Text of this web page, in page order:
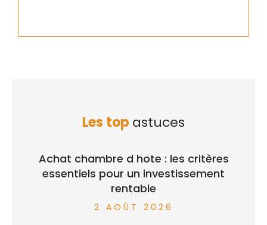
Les top astuces
Achat chambre d hote : les critères
essentiels pour un investissement
rentable
2 AOÛT 2026